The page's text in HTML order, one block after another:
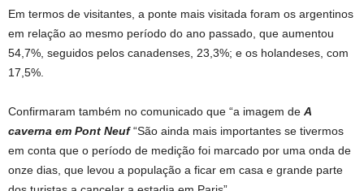
Em termos de visitantes, a ponte mais visitada foram os argentinos
em relação ao mesmo período do ano passado, que aumentou
54,7%, seguidos pelos canadenses, 23,3%; e os holandeses, com
17,5%.
Confirmaram também no comunicado que “a imagem de A
caverna em Pont Neuf“São ainda mais importantes se tivermos
em conta que o período de medição foi marcado por uma onda de
onze dias, que levou a população a ficar em casa e grande parte